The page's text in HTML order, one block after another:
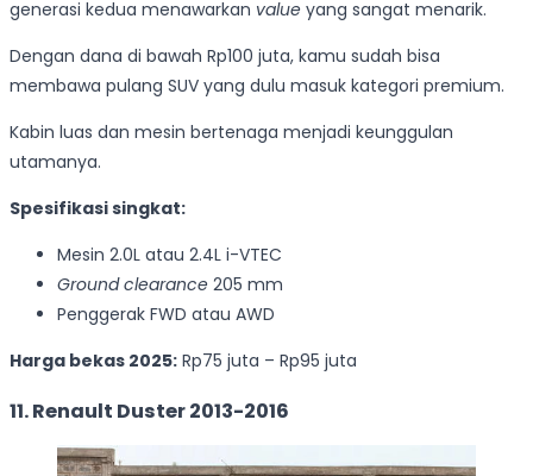
generasi kedua menawarkan value yang sangat menarik.
Dengan dana di bawah Rp100 juta, kamu sudah bisa
membawa pulang SUV yang dulu masuk kategori premium.
Kabin luas dan mesin bertenaga menjadi keunggulan
utamanya.
Spesifikasi singkat:
Mesin 2.0L atau 2.4L i-VTEC
Ground clearance 205 mm
Penggerak FWD atau AWD
Harga bekas 2025: Rp75 juta – Rp95 juta
11. Renault Duster 2013-2016